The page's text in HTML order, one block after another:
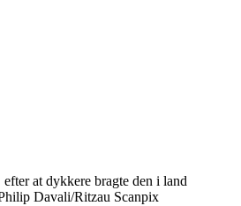
efter at dykkere bragte den i land
Davali/Ritzau Scanpix